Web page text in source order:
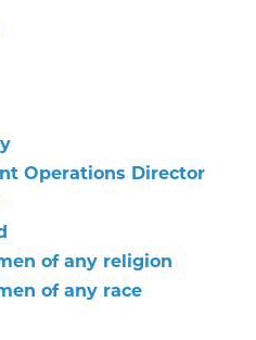
Operations Director
of any religion
of any race